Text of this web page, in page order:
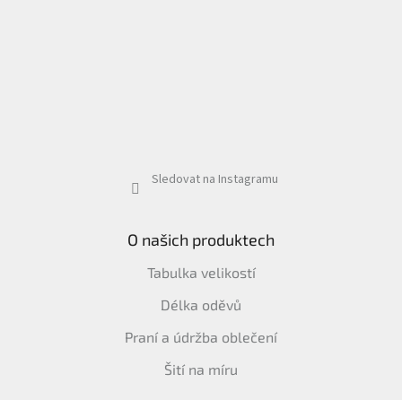
Sledovat na Instagramu
O našich produktech
Tabulka velikostí
Délka oděvů
Praní a údržba oblečení
Šití na míru